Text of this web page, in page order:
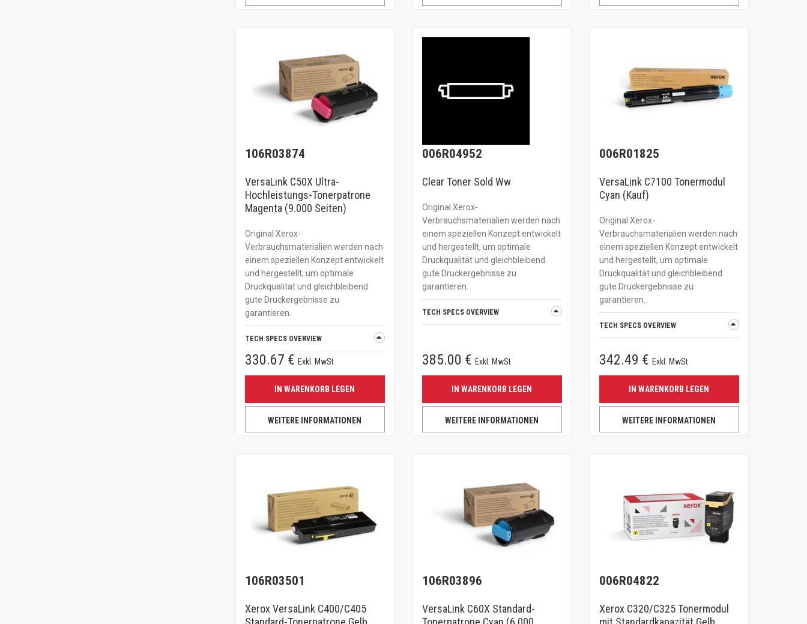
106R03874
VersaLink C50X Ultra-
Hochleistungs-Tonerpatrone
Magenta (9.000 Seiten)
Original Xerox-
Verbrauchsmaterialien werden nach
einem speziellen Konzept entwickelt
und hergestellt, um optimale
Druckqualität und gleichbleibend
gute Druckergebnisse zu
garantieren.
TECH SPECS OVERVIEW
330.67 € Exkl. MwSt
IN WARENKORB LEGEN
WEITERE INFORMATIONEN
006R04952
Clear Toner Sold Ww
Original Xerox-
Verbrauchsmaterialien werden nach
einem speziellen Konzept entwickelt
und hergestellt, um optimale
Druckqualität und gleichbleibend
gute Druckergebnisse zu
garantieren.
TECH SPECS OVERVIEW
385.00 € Exkl. MwSt
IN WARENKORB LEGEN
WEITERE INFORMATIONEN
006R01825
VersaLink C7100 Tonermodul
Cyan (Kauf)
Original Xerox-
Verbrauchsmaterialien werden nach
einem speziellen Konzept entwickelt
und hergestellt, um optimale
Druckqualität und gleichbleibend
gute Druckergebnisse zu
garantieren.
TECH SPECS OVERVIEW
342.49 € Exkl. MwSt
IN WARENKORB LEGEN
WEITERE INFORMATIONEN
106R03501
Xerox VersaLink C400/C405
106R03896
VersaLink C60X Standard-
006R04822
Xerox C320/C325 Tonermodul